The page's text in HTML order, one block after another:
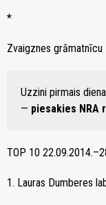
*
Zvaigznes grāmatnīcu
Uzzini pirmais
— piesakies NRA
TOP 10
1. Lauras Dumberes